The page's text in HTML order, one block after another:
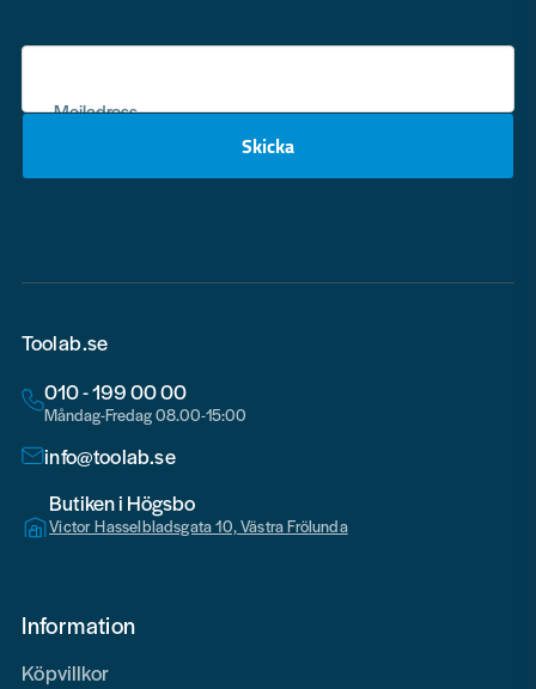
Mejladress
Skicka
Toolab.se
010 - 199 00 00
Måndag-Fredag 08.00-15:00
info@toolab.se
Butiken i Högsbo
Victor Hasselbladsgata 10, Västra Frölunda
Information
Köpvillkor